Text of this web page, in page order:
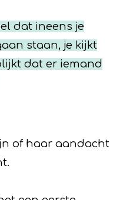
dat ineens je
staan, je kijkt
dat er iemand
of haar aandacht